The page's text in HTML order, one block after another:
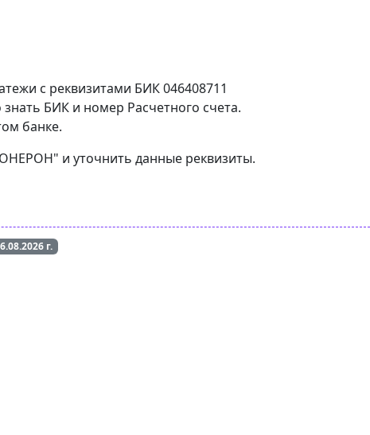
с реквизитами БИК 046408711
БИК и номер Расчетного счета.
банке.
и уточнить данные реквизиты.
г.